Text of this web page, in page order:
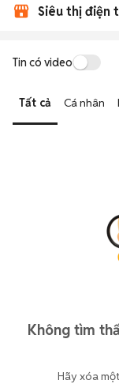
Quận Đồ Sơn, Hải
đa dạng sự lựa chọn
đánh giá chính
Mua bán linh hoạt:
địa điểm giao
Siêu thị điện
Tin có video
Tất cả Cá nhân
Không tìm
Hãy xóa